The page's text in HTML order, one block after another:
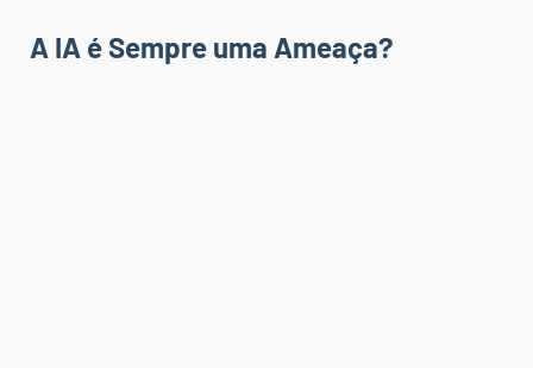
A IA é Sempre uma Ameaça?